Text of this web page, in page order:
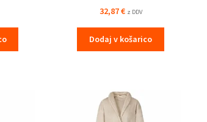
32,87€ z DDV
Dodaj v košarico